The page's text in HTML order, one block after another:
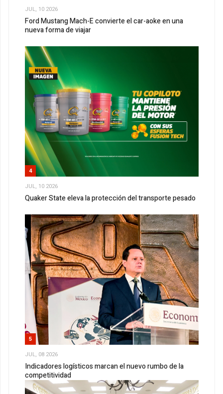
JUL, 10 2026
Ford Mustang Mach-E convierte el car-aoke en una
nueva forma de viajar
4
JUL, 10 2026
Quaker State eleva la protección del transporte pesado
5
JUL, 08 2026
Indicadores logísticos marcan el nuevo rumbo de la
competitividad